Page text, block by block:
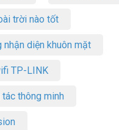
trời nào tốt
nhận diện khuôn mặt
TP-LINK
thông minh